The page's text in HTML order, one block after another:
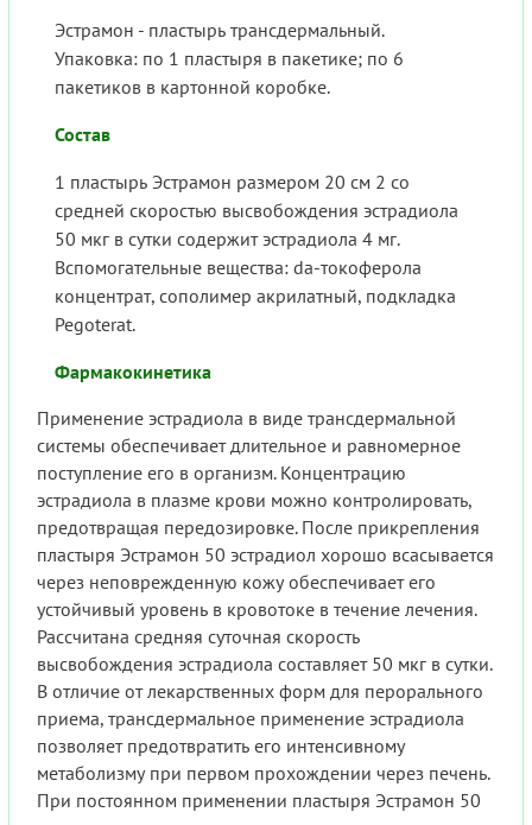
Эстрамон - пластырь трансдермальный.
Упаковка: по 1 пластыря в пакетике; по 6
пакетиков в картонной коробке.
Состав
1 пластырь Эстрамон размером 20 см 2 со
средней скоростью высвобождения эстрадиола
50 мкг в сутки содержит эстрадиола 4 мг.
Вспомогательные вещества: da-токоферола
концентрат, сополимер акрилатный, подкладка
Pegoterat.
Фармакокинетика
Применение эстрадиола в виде трансдермальной
системы обеспечивает длительное и равномерное
поступление его в организм. Концентрацию
эстрадиола в плазме крови можно контролировать,
предотвращая передозировке. После прикрепления
пластыря Эстрамон 50 эстрадиол хорошо всасывается
через неповрежденную кожу обеспечивает его
устойчивый уровень в кровотоке в течение лечения.
Рассчитана средняя суточная скорость
высвобождения эстрадиола составляет 50 мкг в сутки.
В отличие от лекарственных форм для перорального
приема, трансдермальное применение эстрадиола
позволяет предотвратить его интенсивному
метаболизму при первом прохождении через печень.
При постоянном применении пластыря Эстрамон 50